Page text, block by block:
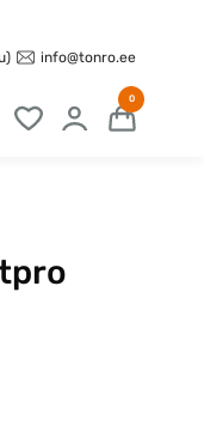
info@tonro.ee
0